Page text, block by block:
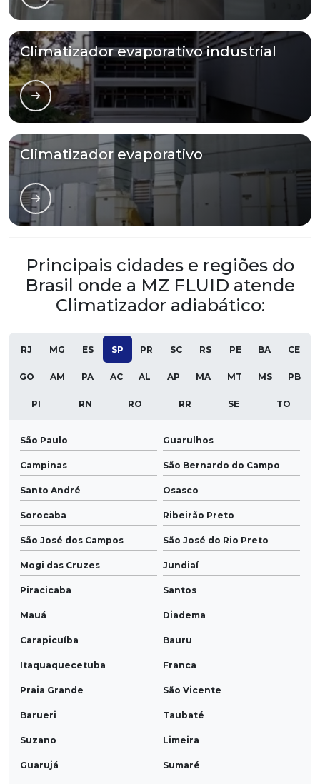
Climatizador evaporativo industrial
Climatizador evaporativo
Principais cidades e regiões do
Brasil onde a MZ FLUID atende
Climatizador adiabático:
RJ MG ES SP PR SC RS PE BA CE
GO AM PA AC AL AP MA MT MS PB
PI RN RO RR SE TO
São Paulo Guarulhos
Campinas São Bernardo do Campo
Santo André Osasco
Sorocaba Ribeirão Preto
São José dos Campos São José do Rio Preto
Mogi das Cruzes Jundiaí
Piracicaba Santos
Mauá Diadema
Carapicuíba Bauru
Itaquaquecetuba Franca
Praia Grande São Vicente
Barueri Taubaté
Suzano Limeira
Guarujá Sumaré